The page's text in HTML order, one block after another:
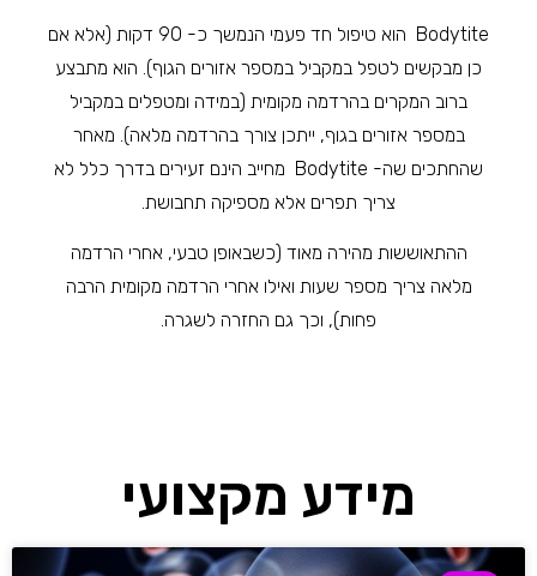
Bodytite הוא טיפול חד פעמי הנמשך כ- 90 דקות (אלא אם
כן מבקשים לטפל במקביל במספר אזורים הגוף). הוא מתבצע
ברוב המקרים בהרדמה מקומית (במידה ומטפלים במקביל
במספר אזורים בגוף, ייתכן צורך בהרדמה מלאה). מאחר
שהחתכים שה- Bodytite מחייב הינם זעירים בדרך כלל לא
צריך תפרים אלא מספיקה תחבושת.
ההתאוששות מהירה מאוד (כשבאופן טבעי, אחרי הרדמה
מלאה צריך מספר שעות ואילו אחרי הרדמה מקומית הרבה
פחות), וכך גם החזרה לשגרה.
מידע מקצועי